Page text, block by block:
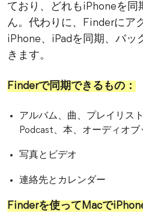
ており、どれもiPhoneを同
ん。代わりに、Finderにア
iPhone、iPadを同期、バッ
きます。
Finderで同期できるもの：
アルバム、曲、プレイリス
Podcast、本、オーディオブ
写真とビデオ
連絡先とカレンダー
Finderを使ってMacで